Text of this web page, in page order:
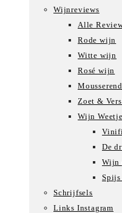
Wijnreviews
Alle
Rode wijn
Witte wijn
Rosé wijn
Mousserend
Zoet &
Wijn
De
Wijn
Schrijfsels
Links Instagram